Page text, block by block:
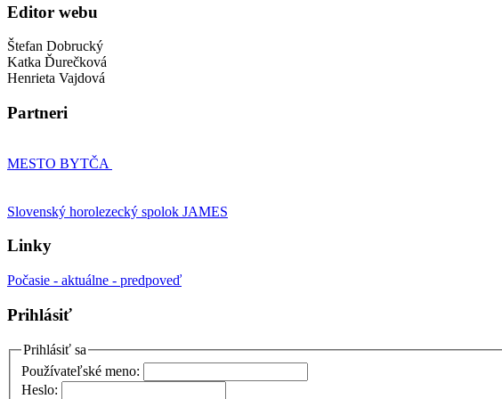
Editor webu
Štefan Dobrucký
Katka Ďurečková
Henrieta Vajdová
Partneri
MESTO BYTČA
Slovenský horolezecký spolok JAMES
Linky
Počasie - aktuálne - predpoveď
Prihlásiť
Prihlásiť sa
Používateľské meno:
Heslo: